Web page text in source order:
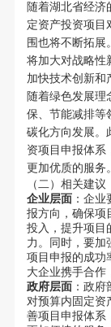
随着湖北省经济
定资产投资项目
围也将不断拓展
将加大对战略性
加快技术创新和
随着绿色发展理
保、节能减排等
碳化方向发展。
资项目申报体系
更加优质的服务。
（二）相关建议
企业层面 ：企
报方向，确保项
投入，提升项目
力。同时，要加
项目申报的成功
大企业携手合作
政府层面 ：政
对预算内固定资
善项目申报体系